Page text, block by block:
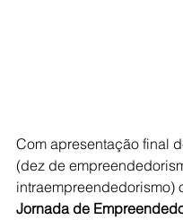
Com apresentação final
(dez de
intraempreendedorismo)
Jornada de